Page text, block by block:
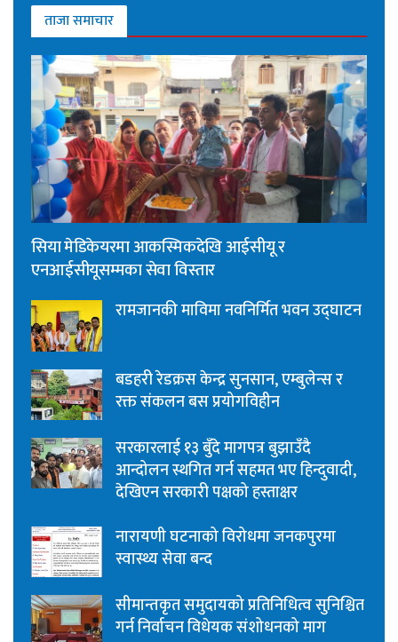
ताजा समाचार
सिया मेडिकेयरमा आकस्मिकदेखि आईसीयू र
एनआईसीयूसम्मका सेवा विस्तार
रामजानकी माविमा नवनिर्मित भवन उद्घाटन
बडहरी रेडक्रस केन्द्र सुनसान, एम्बुलेन्स र
रक्त संकलन बस प्रयोगविहीन
सरकारलाई १३ बुँदे मागपत्र बुझाउँदै
आन्दोलन स्थगित गर्न सहमत भए हिन्दुवादी,
देखिएन सरकारी पक्षको हस्ताक्षर
नारायणी घटनाको विरोधमा जनकपुरमा
स्वास्थ्य सेवा बन्द
सीमान्तकृत समुदायको प्रतिनिधित्व सुनिश्चित
गर्न निर्वाचन विधेयक संशोधनको माग